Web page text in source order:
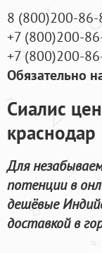
8 (800)200-86-
+7 (800)200-
+7 (800)200-
Обязательно
Сиалис
краснодар
Для
потенции в
дешёвые
доставкой в